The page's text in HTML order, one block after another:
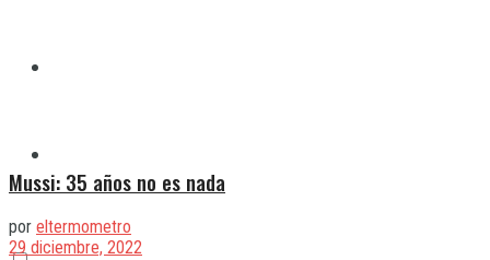
Mussi: 35 años no es nada
por eltermometro
29 diciembre, 2022